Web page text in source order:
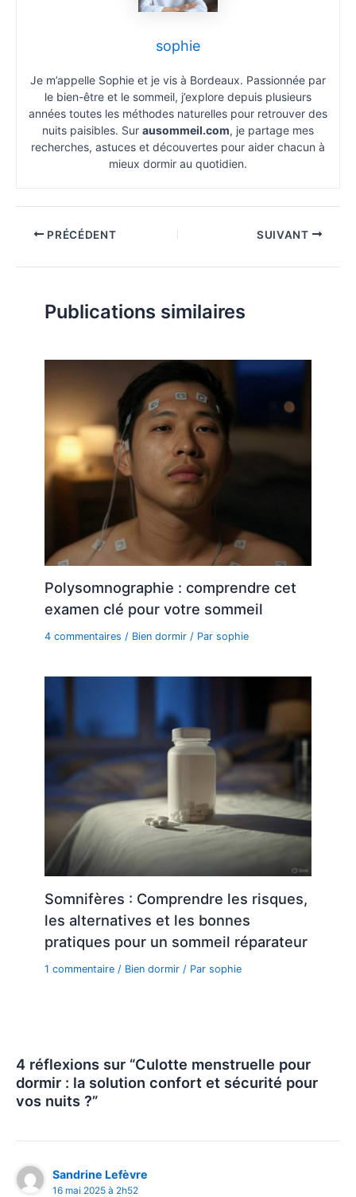
sophie
Je m’appelle Sophie et je vis à Bordeaux. Passionnée par
le bien-être et le sommeil, j’explore depuis plusieurs
années toutes les méthodes naturelles pour retrouver des
nuits paisibles. Sur ausommeil.com, je partage mes
recherches, astuces et découvertes pour aider chacun à
mieux dormir au quotidien.
PRÉCÉDENT SUIVANT
Publications similaires
Polysomnographie : comprendre cet
examen clé pour votre sommeil
4 commentaires / Bien dormir / Parsophie
Somnifères : Comprendre les risques,
les alternatives et les bonnes
pratiques pour un sommeil réparateur
1 commentaire / Bien dormir / Parsophie
4 réflexions sur “Culotte menstruelle pour
dormir : la solution confort et sécurité pour
vos nuits ?”
Sandrine Lefèvre
16 mai 2025 à 2h52